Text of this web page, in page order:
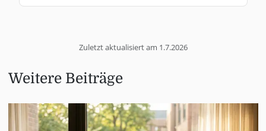
Zuletzt aktualisiert am 1.7.2026
Weitere Beiträge